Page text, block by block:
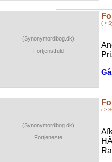
(Synonymordbog.dk)
Fortjenstfuld
( >
(Synonymordbog.dk)
Fortjeneste
( >